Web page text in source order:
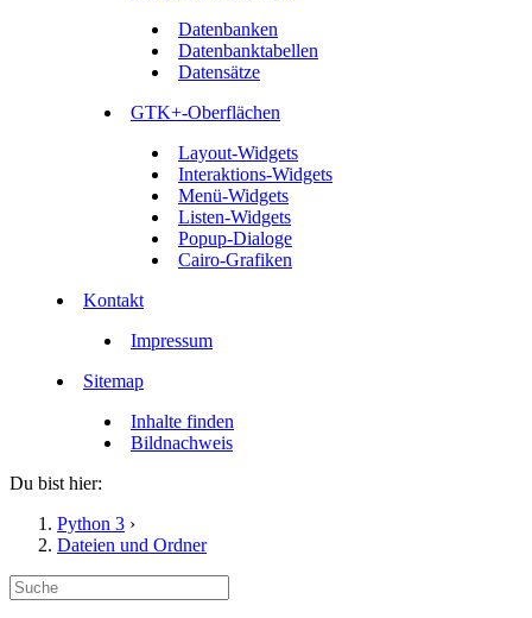
Datenbanken
Datenbanktabellen
Datensätze
GTK+-Oberflächen
Layout-Widgets
Interaktions-Widgets
Menü-Widgets
Listen-Widgets
Popup-Dialoge
Cairo-Grafiken
Kontakt
Impressum
Sitemap
Inhalte finden
Bildnachweis
Du bist hier:
Python 3 ›
Dateien und Ordner